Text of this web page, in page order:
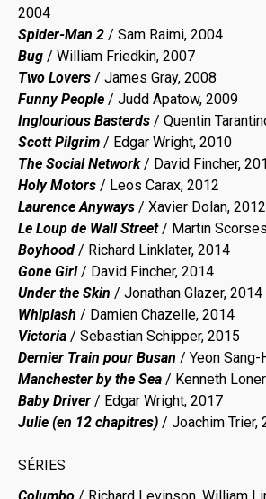
2004
Spider-Man 2 / Sam Raimi, 2004
Bug / William Friedkin, 2007
Two Lovers / James Gray, 2008
Funny People / Judd Apatow, 2009
Inglourious Basterds / Quentin
Scott Pilgrim / Edgar Wright, 2010
The Social Network/ David Fincher,
Holy Motors / Leos Carax, 2012
Laurence Anyways / Xavier Dolan, 2012
Le Loup de Wall Street/ Martin
Boyhood / Richard Linklater, 2014
Gone Girl/ David Fincher, 2014
Under the Skin / Jonathan Glazer, 2014
Whiplash / Damien Chazelle, 2014
Victoria / Sebastian Schipper, 2015
Dernier Train pour Busan / Yeon Sang-
Manchester by the Sea / Kenneth
Baby Driver / Edgar Wright, 2017
Julie (en 12 chapitres) / Joachim Trier,
SÉRIES